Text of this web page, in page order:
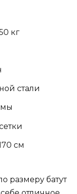
кг
стали
см
размеру батут